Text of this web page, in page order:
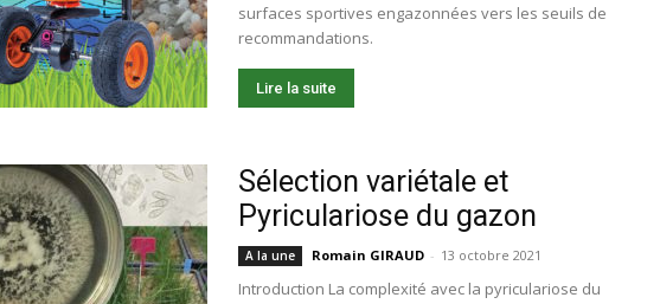
surfaces sportives engazonnées vers les seuils de
recommandations.
Lire la suite
Sélection variétale et
Pyriculariose du gazon
A la une Romain GIRAUD - 13 octobre 2021
Introduction La complexité avec la pyriculariose du